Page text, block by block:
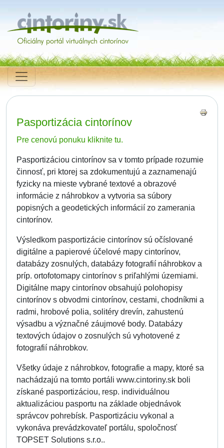
Pasportizácia cintorínov
Pre cenovú ponuku kliknite tu.
Pasportizáciou cintorínov sa v tomto prípade rozumie
činnosť, pri ktorej sa zdokumentujú a zaznamenajú
fyzicky na mieste vybrané textové a obrazové
informácie z náhrobkov a vytvoria sa súbory
popisných a geodetických informácií zo zamerania
cintorínov.
Výsledkom pasportizácie cintorínov sú očíslované
digitálne a papierové účelové mapy cintorínov,
databázy zosnulých, databázy fotografií náhrobkov a
príp. ortofotomapy cintorínov s priľahlými územiami.
Digitálne mapy cintorínov obsahujú polohopisy
cintorínov s obvodmi cintorínov, cestami, chodníkmi a
radmi, hrobové polia, solitéry drevín, zahustenú
výsadbu a význačné záujmové body. Databázy
textových údajov o zosnulých sú vyhotovené z
fotografií náhrobkov.
Všetky údaje z náhrobkov, fotografie a mapy, ktoré sa
nachádzajú na tomto portáli www.cintoriny.sk boli
získané pasportizáciou, resp. individuálnou
aktualizáciou pasportu na základe objednávok
správcov pohrebísk. Pasportizáciu vykonal a
vykonáva prevádzkovateľ portálu, spoločnosť
TOPSET Solutions s.r.o..